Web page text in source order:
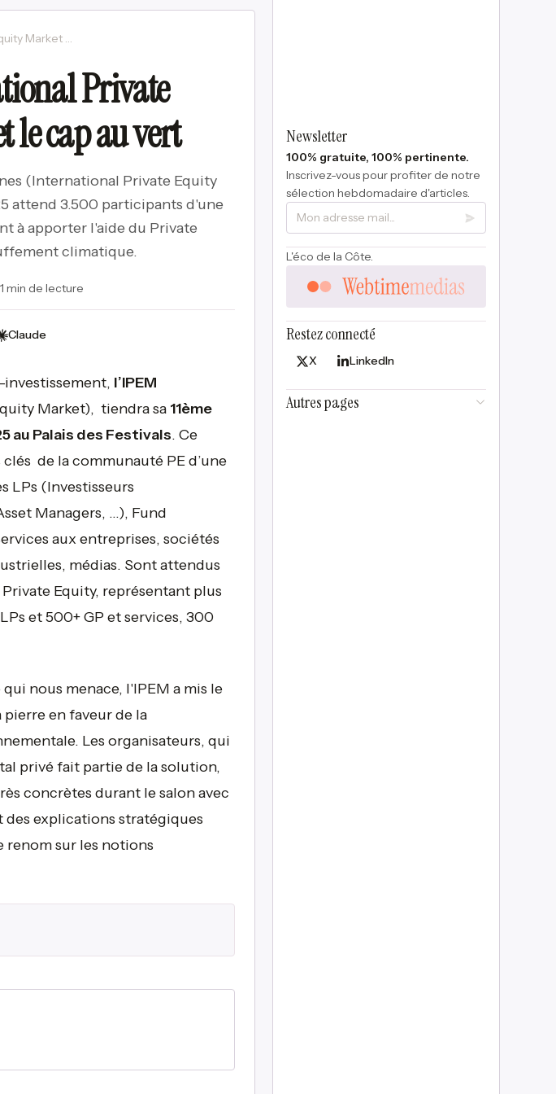
Cannes : l’International Private Equity Market met le cap au vert
Private
le cap au vert
(International Private Equity
attend 3.500 participants d'une
à apporter l'aide du Private
climatique.
1 min de lecture
Claude
investissement, l’IPEM
Market), tiendra sa 11ème
au Palais des Festivals. Ce
de la communauté PE d’une
LPs (Investisseurs
Managers, ...), Fund
aux entreprises, sociétés
médias. Sont attendus
Equity, représentant plus
et 500+ GP et services, 300
nous menace, l'IPEM a mis le
en faveur de la
Les organisateurs, qui
privé fait partie de la solution,
concrètes durant le salon avec
des explications stratégiques
renom sur les notions
Newsletter
100% gratuite, 100% pertinente.
Inscrivez-vous pour profiter de notre
sélection hebdomadaire d'articles.
L'éco de la Côte.
Restez connecté
X LinkedIn
Autres pages